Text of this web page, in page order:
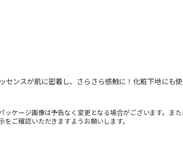
ンスが肌に密着し、さらさら感触に！化粧下地にも
ケージ画像は予告なく変更となる場合がございます。ま
ご確認いただきますようお願いします。